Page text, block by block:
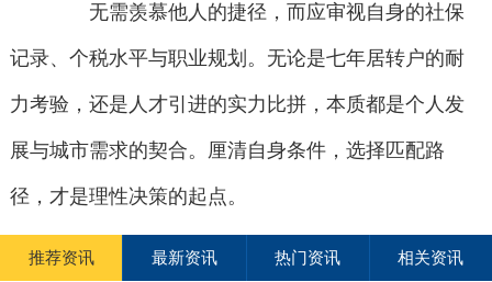
无需羡慕他人的捷径，而应审视自身的社保
记录、个税水平与职业规划。无论是七年居转户的耐
力考验，还是人才引进的实力比拼，本质都是个人发
展与城市需求的契合。厘清自身条件，选择匹配路
径，才是理性决策的起点。
推荐资讯 最新资讯 热门资讯 相关资讯